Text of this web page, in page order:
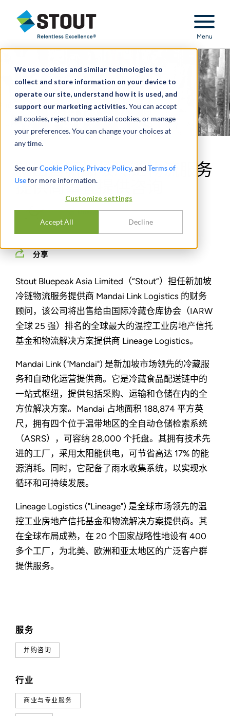
We use cookies and similar technologies to
collect and store information on your device to
operate our site, understand how it is used, and
support our marketing activities.You can accept
all cookies, reject non-essential cookies, or manage
your preferences. You can change your choices at
any time.
See ourCookie Policy, Privacy Policy, and Terms of
Usefor more information.
Customize settings
Accept All Decline
Stout Relentless Excellence
Menu
服务
并购咨询
行业
商业与专业服务
就出售新加坡冷链物流服务
提供商事宜提供咨询
分享
Stout Bluepeak Asia Limited（“Stout”）担任新加坡
冷链物流服务提供商 Mandai Link Logistics 的财务
顾问，该公司将出售给由国际冷藏仓库协会（IARW
全球 25 强）排名的全球最大的温控工业房地产信托
基金和物流解决方案提供商 Lineage Logistics。
Mandai Link ("Mandai") 是新加坡市场领先的冷藏服
务和自动化运营提供商。它是冷藏食品配送链中的
一站式枢纽，提供包括采购、运输和仓储在内的全
方位解决方案。Mandai 占地面积 188,874 平方英
尺，拥有四个位于温带地区的全自动仓储检索系统
（ASRS），可容纳 28,000 个托盘。其拥有技术先
进的工厂，采用太阳能供电，可节省高达 17% 的能
源消耗。同时，它配备了雨水收集系统，以实现水
循环和可持续发展。
Lineage Logistics ("Lineage") 是全球市场领先的温
控工业房地产信托基金和物流解决方案提供商。其
在全球布局成熟，在 20 个国家战略性地设有 400
多个工厂，为北美、欧洲和亚太地区的广泛客户群
提供服务。